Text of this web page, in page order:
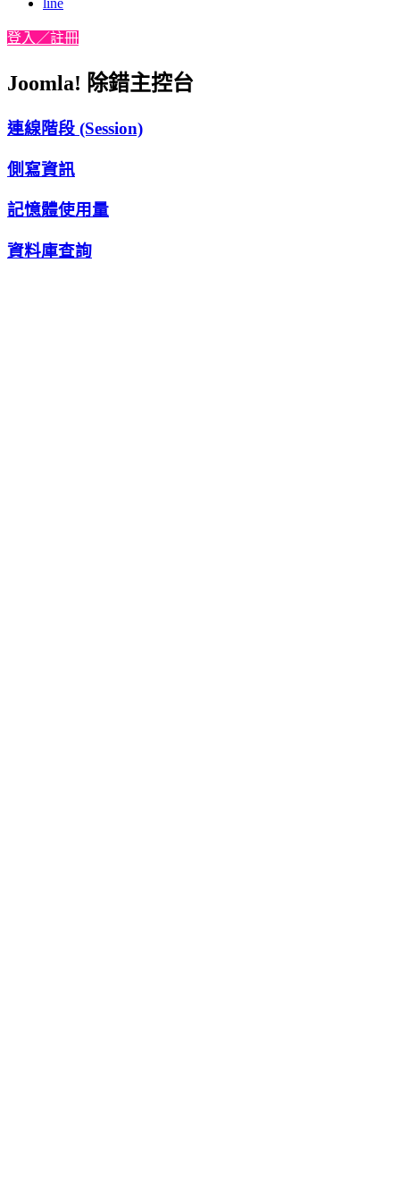
line
登入／註冊
Joomla! 除錯主控台
連線階段 (Session)
側寫資訊
記憶體使用量
資料庫查詢